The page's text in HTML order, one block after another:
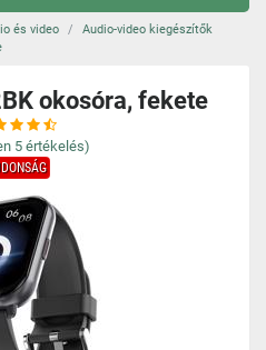
és video
Audio-video kiegészítők
okosóra, fekete
5 értékelés)